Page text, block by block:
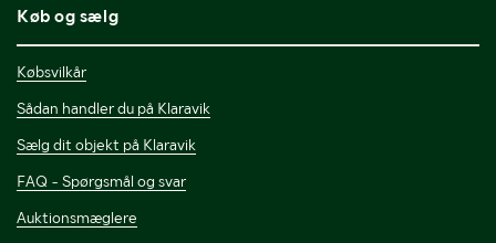
Køb og sælg
Købsvilkår
Sådan handler du på Klaravik
Sælg dit objekt på Klaravik
FAQ - Spørgsmål og svar
Auktionsmæglere